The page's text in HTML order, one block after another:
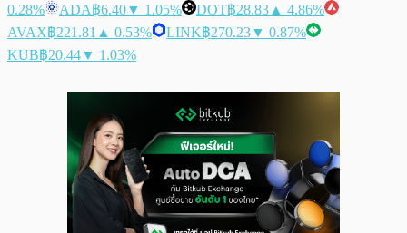
0.28%
ADA฿6.40▼ 1.05% DOT฿28.83 ▲ 4.86%
AVAX฿221.81 ▲ 0.53% LINK฿270.23▼ 0.87%
KUB฿20.44▼ 1.03%